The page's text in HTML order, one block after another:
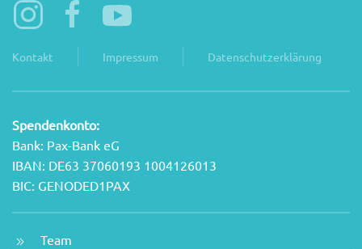
Kontakt Impressum Datenschutzerklärung
Spendenkonto:
Bank: Pax-Bank eG
IBAN: DE63 37060193 1004126013
BIC: GENODED1PAX
Team